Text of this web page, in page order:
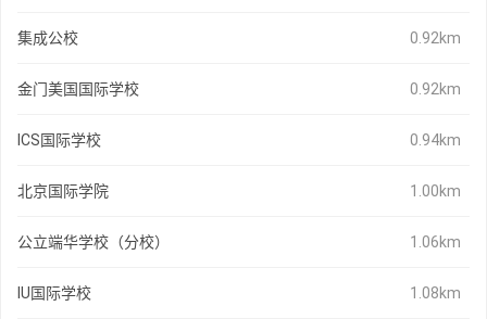
集成公校 0.92km
金门美国国际学校 0.92km
ICS国际学校 0.94km
北京国际学院 1.00km
公立端华学校（分校） 1.06km
IU国际学校 1.08km